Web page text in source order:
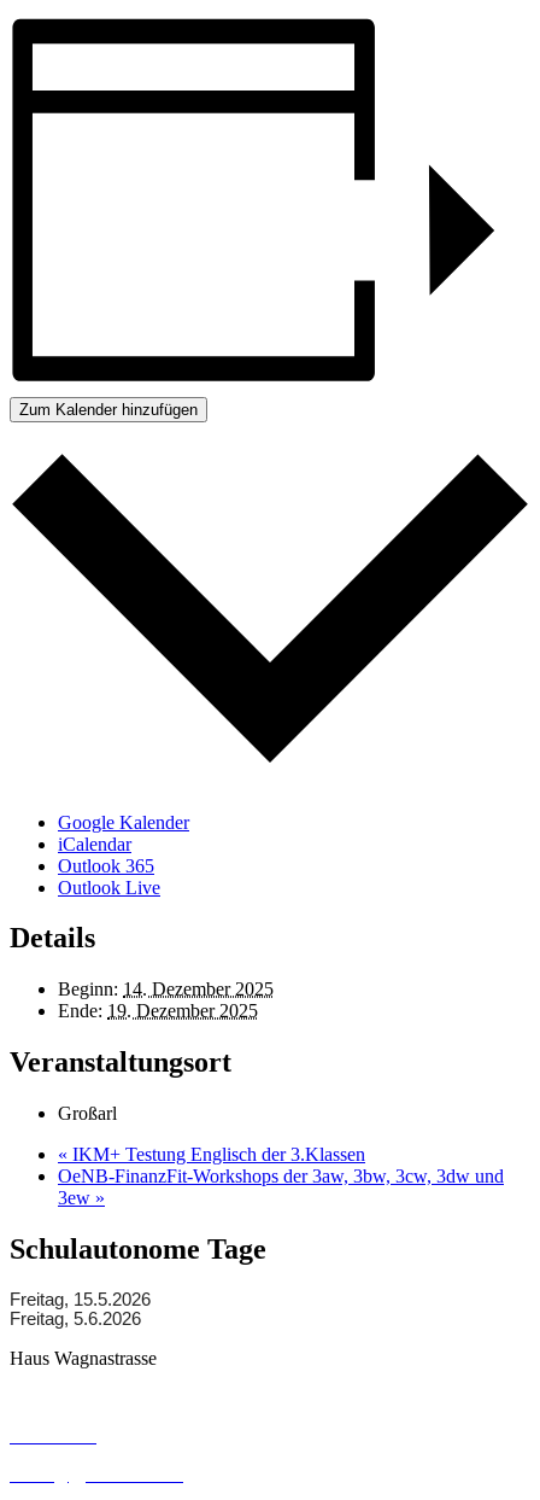
Zum Kalender hinzufügen
Google Kalender
iCalendar
Outlook 365
Outlook Live
Details
Beginn: 14. Dezember 2025
Ende: 19. Dezember 2025
Veranstaltungsort
Großarl
« IKM+ Testung Englisch der 3.Klassen
OeNB-FinanzFit-Workshops der 3aw, 3bw, 3cw, 3dw und
3ew »
Schulautonome Tage
Freitag, 15.5.2026
Freitag, 5.6.2026
Haus Wagnastrasse